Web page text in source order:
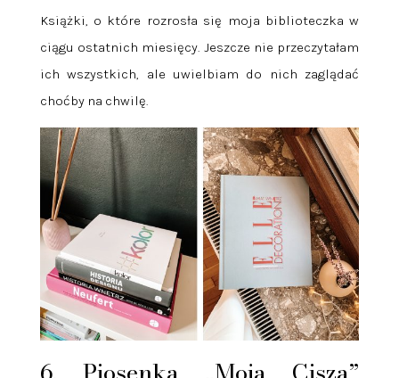
Książki, o które rozrosła się moja biblioteczka w
ciągu ostatnich miesięcy. Jeszcze nie przeczytałam
ich wszystkich, ale uwielbiam do nich zaglądać
choćby na chwilę.